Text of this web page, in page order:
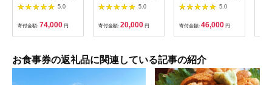
美】ランチペアお食事
券 鉄板焼 ステーキ ラ
ンチ ペア食事券 チケ
ット ギフト ホテル 記
念日 旅行 東京 新宿
5.0
寄付金額: 74,000 円
すい』食事券6,000円
分【お食事券 常陸牛
ステーキ 焼肉 すき焼
き ハンバーグ 茨城県
水戸市 水戸 20000円
（BG-25）
5.0
寄付金額: 20,000 円
コース（2名様用）お
食事券 [№5863-
5.0
寄付金額: 46,000 円
お食事券の返礼品に関連している記事の紹介